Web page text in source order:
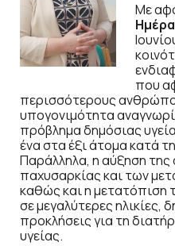
Με
που
περισσότερους
υπογονιμότητα
πρόβλημα δημόσιας
ένα στα έξι άτομα κατά
Παράλληλα, η αύξηση της
παχυσαρκίας και των
καθώς και η μετατόπιση
σε μεγαλύτερες ηλικίες,
προκλήσεις για τη
υγείας.